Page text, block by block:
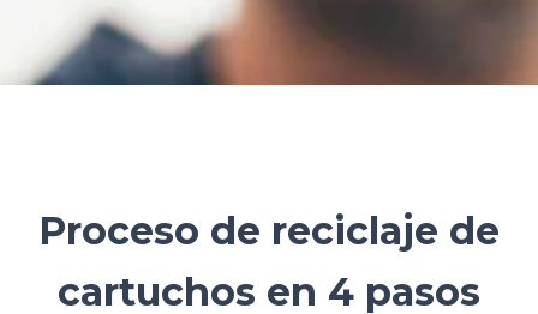
Proceso de reciclaje de
cartuchos en 4 pasos